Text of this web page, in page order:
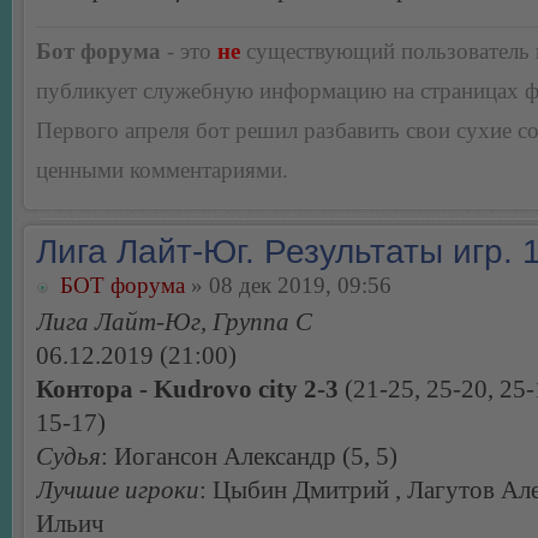
Бот форума - это не существующий пользователь
публикует служебную информацию на страницах
Первого апреля бот решил разбавить свои сухие
ценными комментариями.
Лига Лайт-Юг. Результаты игр.
БОТ форума » 08 дек 2019, 09:56
Лига Лайт-Юг, Группа С
06.12.2019 (21:00)
Контора - Kudrovo city 2-3 (21-25, 25-20,
15-17)
Судья: Иогансон Александр (5, 5)
Лучшие игроки: Цыбин Дмитрий , Лагутов
Ильич